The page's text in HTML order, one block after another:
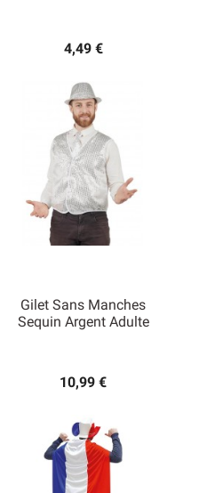
4,49 €
Gilet Sans Manches
Sequin Argent Adulte
10,99 €